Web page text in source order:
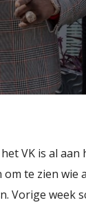
VK is al
te zien wie
Vorige week